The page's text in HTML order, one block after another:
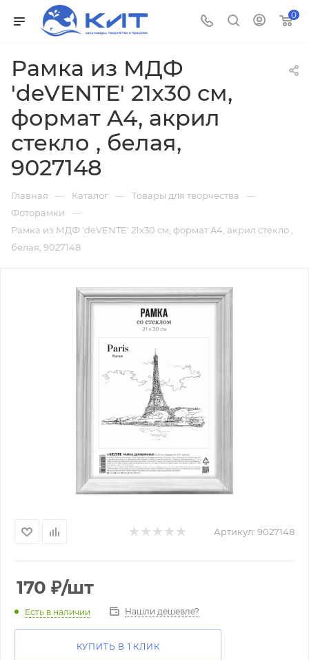
0
Рамка из МДФ
'deVENTE' 21x30 см,
формат A4, акрил
стекло , белая,
9027148
Главная — Каталог — Товары для творчества —
Фоторамки —
Рамка из МДФ 'deVENTE' 21x30 см, формат A4, акрил стекло ,
белая, 9027148
Артикул: 9027148
170 ₽/шт
Есть в наличии Нашли дешевле?
КУПИТЬ В 1 КЛИК